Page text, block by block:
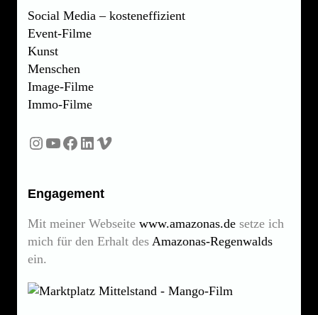
Social Media – kosteneffizient
Event-Filme
Kunst
Menschen
Image-Filme
Immo-Filme
Engagement
Mit meiner Webseite www.amazonas.de setze ich
mich für den Erhalt des Amazonas-Regenwalds
ein.